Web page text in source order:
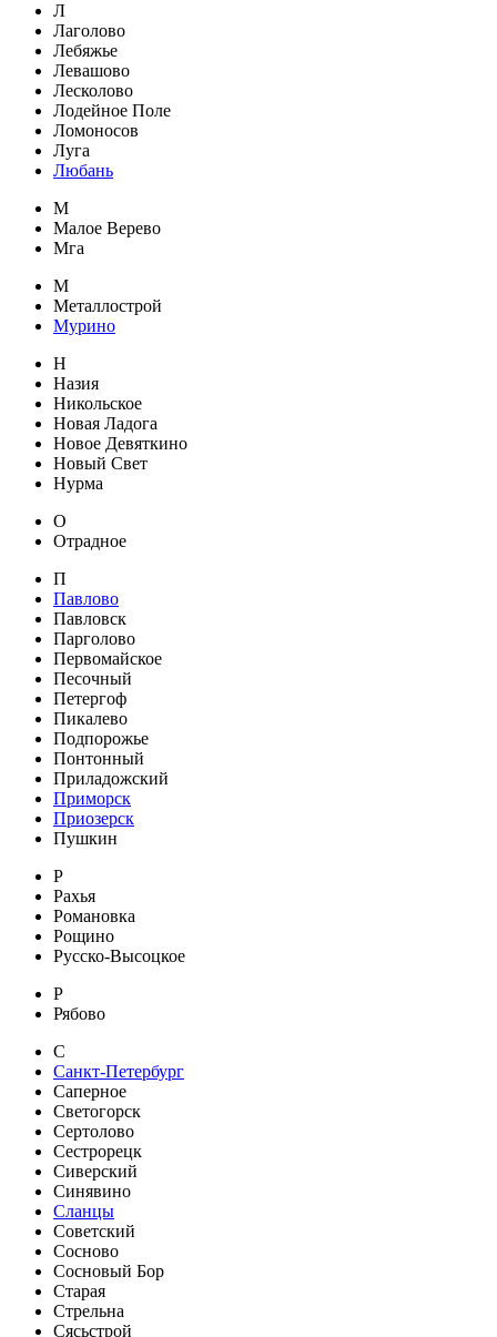
Л
Лаголово
Лебяжье
Левашово
Лесколово
Лодейное Поле
Ломоносов
Луга
Любань
М
Малое Верево
Мга
М
Металлострой
Мурино
Н
Назия
Никольское
Новая Ладога
Новое Девяткино
Новый Свет
Нурма
О
Отрадное
П
Павлово
Павловск
Парголово
Первомайское
Песочный
Петергоф
Пикалево
Подпорожье
Понтонный
Приладожский
Приморск
Приозерск
Пушкин
Р
Рахья
Романовка
Рощино
Русско-Высоцкое
Р
Рябово
С
Санкт-Петербург
Саперное
Светогорск
Сертолово
Сестрорецк
Сиверский
Синявино
Сланцы
Советский
Сосново
Сосновый Бор
Старая
Стрельна
Сясьстрой